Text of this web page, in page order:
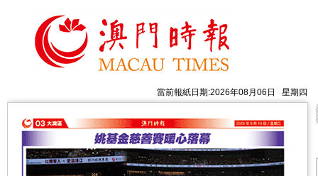
當前報紙日期:2026年08月06日 星期四